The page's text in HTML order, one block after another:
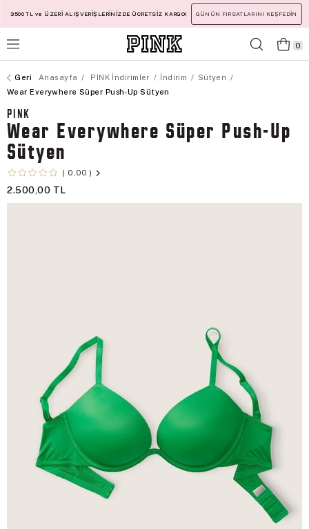
3500 TL ve ÜZERİ ALIŞVERİŞLERİNİZDE ÜCRETSİZ KARGO! GÜNÜN FIRSATLARINI KEŞFEDİN
0
Anasayfa PINK İndirimler İndirim
Sütyen
Wear Everywhere Süper Push-Up Sütyen
PINK
Wear Everywhere Süper Push-Up
Sütyen
0,00
2.500,00 TL